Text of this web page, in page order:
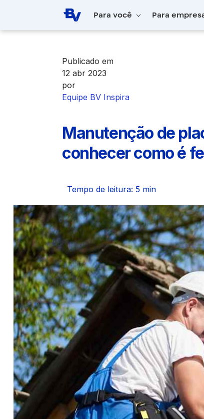
Pular para o Conteúdo principal
Para você Para
Publicado em
12 abr 2023
por
Equipe BV Inspira
Manutenção de
conhecer como é
Tempo de leitura: 5 min